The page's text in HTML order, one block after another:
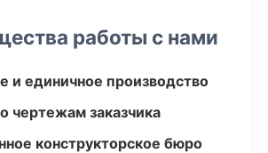
работы с нами
и единичное производство
чертежам заказчика
конструкторское бюро